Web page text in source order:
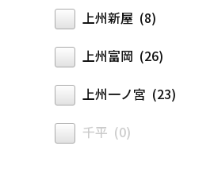
上州新屋 (8)
上州富岡 (26)
上州一ノ宮 (23)
千平 (0)